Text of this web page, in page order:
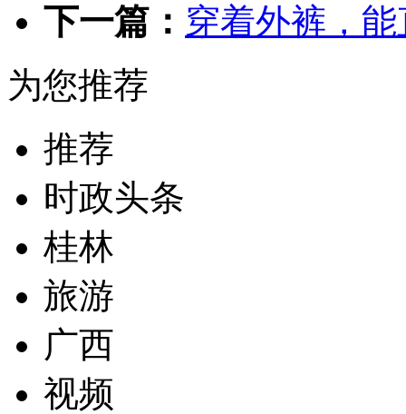
下一篇： 穿着外裤，
为您推荐
推荐
时政头条
桂林
旅游
广西
视频